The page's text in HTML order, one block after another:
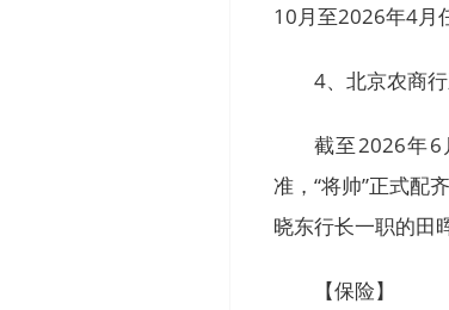
10月至2026年4月
4、北京农商
截至2026年6
准，“将帅”正式配
晓东行长一职的田
【保险】